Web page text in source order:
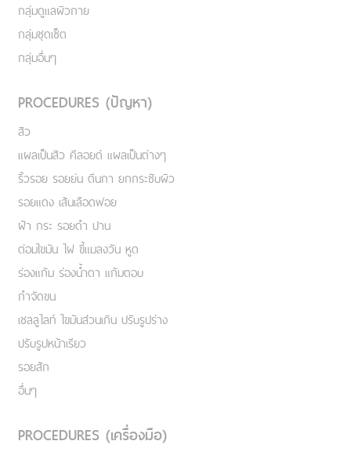
กลุ่มดูแลผิวกาย
กลุ่มชุดเซ็ต
กลุ่มอื่นๆ
PROCEDURES (ปัญหา)
สิว
แผลเป็นสิว คีลอยด์ แผลเป็นต่างๆ
ริ้วรอย รอยย่น ตีนกา ยกกระชับผิว
รอยแดง เส้นเลือดฟอย
ฝ้า กระ รอยดำ ปาน
ต่อมไขมัน ไฝ ขี้แมลงวัน หูด
ร่องแก้ม ร่องน้ำตา แก้มตอบ
กำจัดขน
เชลลูไลท์ ไขมันส่วนเกิน ปรับรูปร่าง
ปรับรูปหน้าเรียว
รอยสัก
อื่นๆ
PROCEDURES (เครื่องมือ)